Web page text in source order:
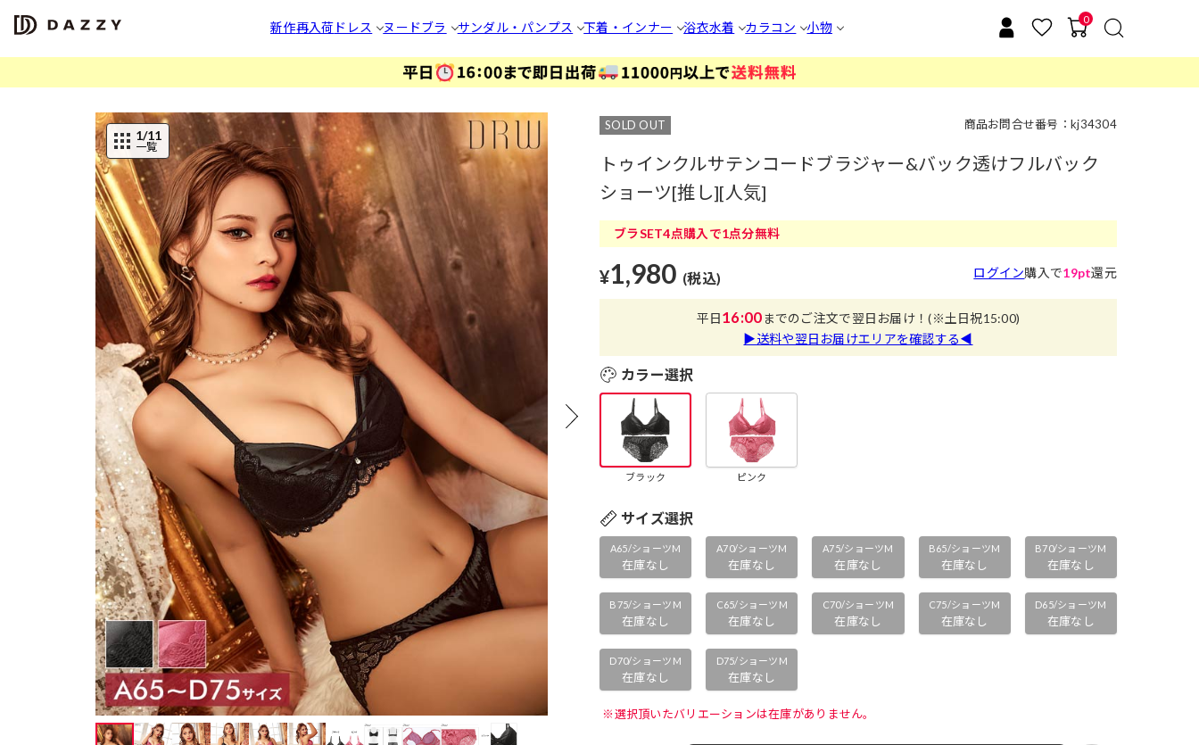
新作再入荷 ドレス ヌードブラ サンダル・パンプス 下着・インナー 浴衣水着 カラコン 小物
0
1/11
一覧
SOLD OUT 商品お問合せ番号：kj34304
トゥインクルサテンコードブラジャー&バック透けフルバック
ショーツ[推し][人気]
ブラSET4点購入で1点分無料
¥1,980 (税込) ログイン購入で19pt還元
平日16:00までのご注文で翌日お届け！(※土日祝15:00)
▶送料や翌日お届けエリアを確認する◀
カラー選択
ブラック ピンク
サイズ選択
A65/ショーツM
在庫なし
A70/ショーツM
在庫なし
A75/ショーツM
在庫なし
B65/ショーツM
在庫なし
B70/ショーツM
在庫なし
B75/ショーツM
在庫なし
C65/ショーツM
在庫なし
C70/ショーツM
在庫なし
C75/ショーツM
在庫なし
D65/ショーツM
在庫なし
D70/ショーツM
在庫なし
D75/ショーツM
在庫なし
※選択頂いたバリエーションは在庫がありません。